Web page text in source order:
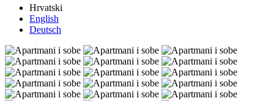
Hrvatski
English
Deutsch